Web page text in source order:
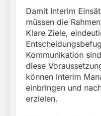
Damit Interim
müssen die
Klare Ziele,
Kommunikation
diese
können Interim
einbringen und
erzielen.